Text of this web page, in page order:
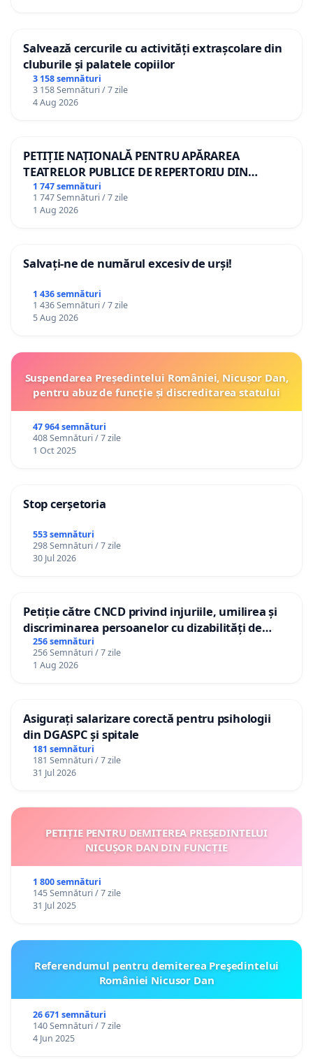
Salvează cercurile cu activități extrașcolare din
cluburile și palatele copiilor
3 158 semnături
3 158 Semnături / 7 zile
4 Aug 2026
PETIȚIE NAȚIONALĂ PENTRU APĂRAREA
TEATRELOR PUBLICE DE REPERTORIU DIN
ROMÂNIA
1 747 semnături
1 747 Semnături / 7 zile
1 Aug 2026
Salvați-ne de numărul excesiv de urși!
1 436 semnături
1 436 Semnături / 7 zile
5 Aug 2026
Suspendarea Președintelui României, Nicușor Dan,
pentru abuz de funcție și discreditarea statului
47 964 semnături
408 Semnături / 7 zile
1 Oct 2025
Stop cerșetoria
553 semnături
298 Semnături / 7 zile
30 Jul 2026
Petiție către CNCD privind injuriile, umilirea și
discriminarea persoanelor cu dizabilități de
către utilizatorul TikTok „Gorici”
256 semnături
256 Semnături / 7 zile
1 Aug 2026
Asigurați salarizare corectă pentru psihologii
din DGASPC și spitale
181 semnături
181 Semnături / 7 zile
31 Jul 2026
PETIȚIE PENTRU DEMITEREA PREȘEDINTELUI
NICUȘOR DAN DIN FUNCȚIE
1 800 semnături
145 Semnături / 7 zile
31 Jul 2025
Referendumul pentru demiterea Preşedintelui
României Nicusor Dan
26 671 semnături
140 Semnături / 7 zile
4 Jun 2025